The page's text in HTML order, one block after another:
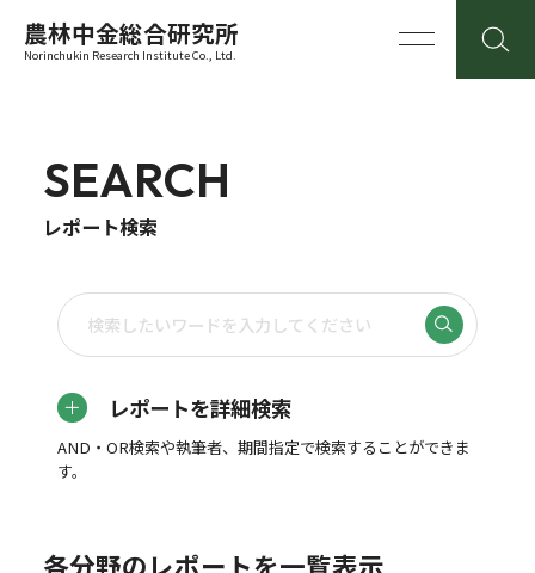
農林中金総合研究所
Norinchukin Research Institute Co., Ltd.
SEARCH
レポート検索
レポートを詳細検索
AND・OR検索や執筆者、期間指定で検索することができま
す。